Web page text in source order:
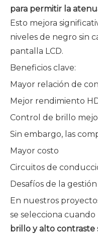
para permitir la
Esto mejora
niveles de negro sin
pantalla LCD.
Beneficios clave:
Mayor relación de
Mejor rendimiento
Control de brillo
Sin embargo, las
Mayor costo
Circuitos de
Desafíos de la
En nuestros
se selecciona
brillo y alto